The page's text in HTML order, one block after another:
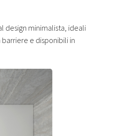
design minimalista, ideali
e disponibili in